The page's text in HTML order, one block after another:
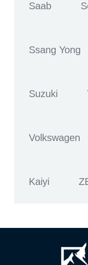
Saab
Ssang Yong
Suzuki
Volkswagen
Kaiyi